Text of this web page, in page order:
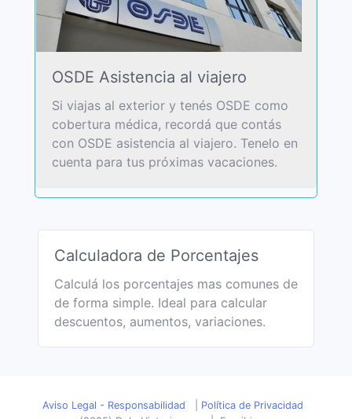
OSDE Asistencia al viajero
Si viajas al exterior y tenés OSDE como
cobertura médica, recordá que contás
con OSDE asistencia al viajero. Tenelo en
cuenta para tus próximas vacaciones.
Calculadora de Porcentajes
Calculá los porcentajes mas comunes de
de forma simple. Ideal para calcular
descuentos, aumentos, variaciones.
Aviso Legal - Responsabilidad
Política de Privacidad